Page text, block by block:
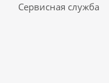
Сервисная служба